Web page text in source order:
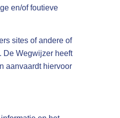
en/of foutieve
sites of andere of
De Wegwijzer heeft
aanvaardt hiervoor